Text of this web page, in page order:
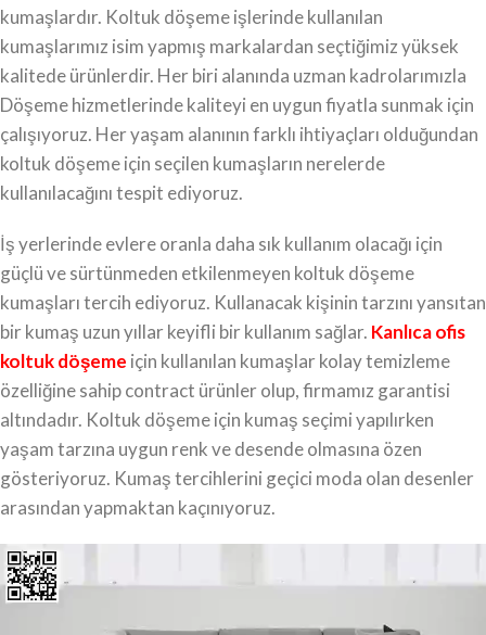
kumaşlardır. Koltuk döşeme işlerinde kullanılan
kumaşlarımız isim yapmış markalardan seçtiğimiz yüksek
kalitede ürünlerdir. Her biri alanında uzman kadrolarımızla
Döşeme hizmetlerinde kaliteyi en uygun fiyatla sunmak için
çalışıyoruz. Her yaşam alanının farklı ihtiyaçları olduğundan
koltuk döşeme için seçilen kumaşların nerelerde
kullanılacağını tespit ediyoruz.
İş yerlerinde evlere oranla daha sık kullanım olacağı için
güçlü ve sürtünmeden etkilenmeyen koltuk döşeme
kumaşları tercih ediyoruz. Kullanacak kişinin tarzını yansıtan
bir kumaş uzun yıllar keyifli bir kullanım sağlar. Kanlıca ofis
koltuk döşeme için kullanılan kumaşlar kolay temizleme
özelliğine sahip contract ürünler olup, firmamız garantisi
altındadır. Koltuk döşeme için kumaş seçimi yapılırken
yaşam tarzına uygun renk ve desende olmasına özen
gösteriyoruz. Kumaş tercihlerini geçici moda olan desenler
arasından yapmaktan kaçınıyoruz.
Video
oynatıcı